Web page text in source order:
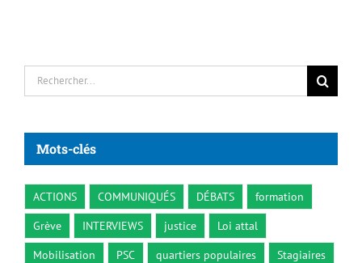
Rechercher:
Mots-clés
ACTIONS COMMUNIQUÉS DÉBATS
formation
Grève
INTERVIEWS justice
Loi attal
Mobilisation
PSC quartiers populaires
Stagiaires